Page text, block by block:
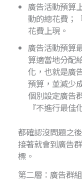
廣告活動預算
動的總花費；
花費上現。
廣告活動預算
算適當地分配
化，也就是廣
預算，並減少
個別設定廣告
『不進行最佳
都確認沒問題之
接著就會到廣告
標。
第二層：廣告群組